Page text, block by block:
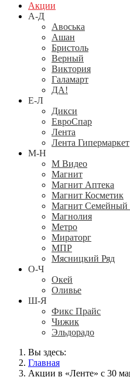
Акции
А-Д
Авоська
Ашан
Бристоль
Верный
Виктория
Галамарт
ДА!
Е-Л
Дикси
ЕвроСпар
Лента
Лента Гипермаркет
М-Н
М Видео
Магнит
Магнит Аптека
Магнит Косметик
Магнит Семейный
Магнолия
Метро
Мираторг
МПР
Мясницкий Ряд
О-Ч
Окей
Оливье
Ш-Я
Фикс Прайс
Чижик
Эльдорадо
Вы здесь:
Главная
Акции в «Ленте» с 30